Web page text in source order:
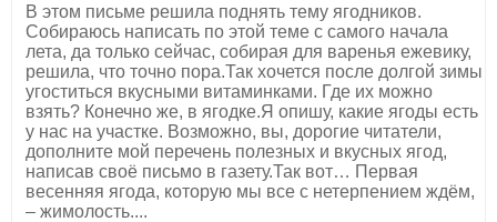
В этом письме решила поднять тему ягодников.
Собираюсь написать по этой теме с самого начала
лета, да только сейчас, собирая для варенья ежевику,
решила, что точно пора.Так хочется после долгой зимы
угоститься вкусными витаминками. Где их можно
взять? Конечно же, в ягодке.Я опишу, какие ягоды есть
у нас на участке. Возможно, вы, дорогие читатели,
дополните мой перечень полезных и вкусных ягод,
написав своё письмо в газету.Так вот… Первая
весенняя ягода, которую мы все с нетерпением ждём,
– жимолость....